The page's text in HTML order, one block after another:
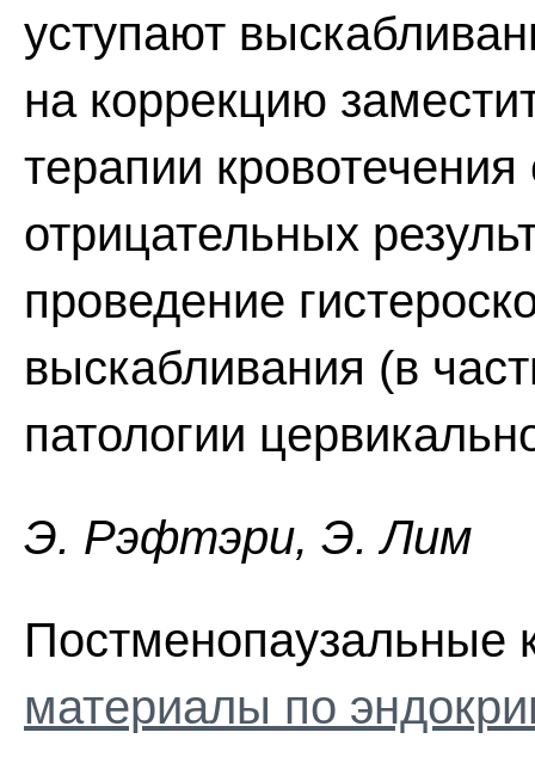
уступают
на коррекцию
терапии
отрицательных
проведение
выскабливания (в
патологии
Э. Pэфтэpи, Э. Лим
Постменопаузальные
материалы по